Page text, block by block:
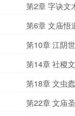
第2章 字诀文
第6章 文庙悟
第10章 江阴
第14章 社稷
第18章 文虫
第22章 文庙